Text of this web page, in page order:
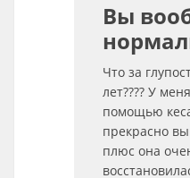
Вы
Что за
лет???? У
помощью
прекрасно
плюс она